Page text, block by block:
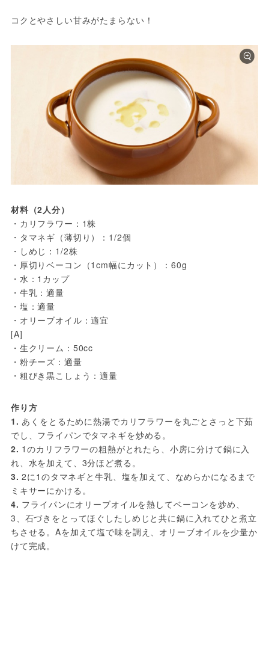
コクとやさしい甘みがたまらない！
材料（2人分）
・カリフラワー：1株
・タマネギ（薄切り）：1/2個
・しめじ：1/2株
・厚切りベーコン（1cm幅にカット）：60g
・水：1カップ
・牛乳：適量
・塩：適量
・オリーブオイル：適宜
[A]
・生クリーム：50cc
・粉チーズ：適量
・粗びき黒こしょう：適量
作り方
1. あくをとるために熱湯でカリフラワーを丸ごとさっと下茹
2. 1のカリフラワーの粗熱がとれたら、小房に分けて鍋に入
3. 2に1のタマネギと牛乳、塩を加えて、なめらかになるまで
4. フライパンにオリーブオイルを熱してベーコンを炒め、
3、石づきをとってほぐしたしめじと共に鍋に入れてひと煮立
ちさせる。Aを加えて塩で味を調え、オリーブオイルを少量か
けて完成。